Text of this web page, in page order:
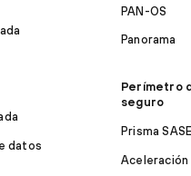
datos
PAN-OS
Panorama
Perímetro
seguro
Prisma SASE
Aceleración